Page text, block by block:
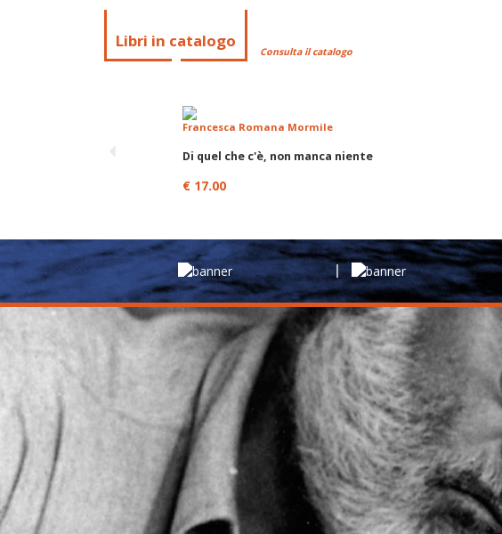
Libri in catalogo
Consulta il catalogo
Francesca Romana Mormile
Di quel che c'è, non manca niente
€ 17.00